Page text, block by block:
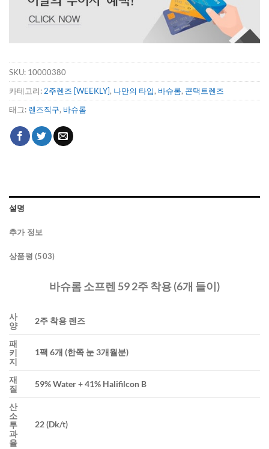
SKU: 10000380
카테고리:2주렌즈 [WEEKLY], 나만의 타입, 바슈롬, 콘택트렌즈
태그: 렌즈직구, 바슈롬
설명
추가 정보
상품평 (503)
바슈롬 소프렌 59 2주 착용 (6개 들이)
사
양
2주 착용 렌즈
패
키
지
1팩 6개 (한쪽 눈 3개월분)
재
질
59% Water + 41% Halifilcon B
산
소
투
과
율
22 (Dk/t)